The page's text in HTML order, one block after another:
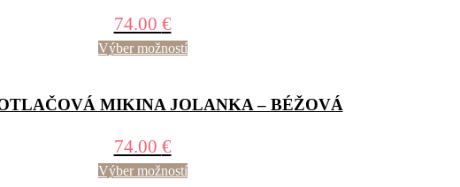
74.00 €
Výber možností
MIKINA JOLANKA – BÉŽOVÁ
74.00 €
Výber možností